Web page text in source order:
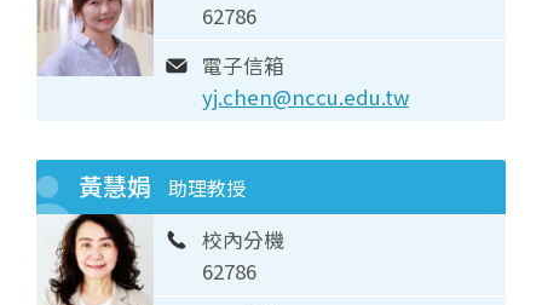
62786
電子信箱
yj.chen@nccu.edu.tw
黃慧娟 助理教授
校內分機
62786